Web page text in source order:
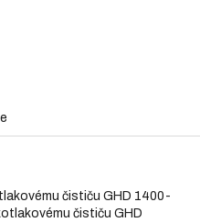
čističu GHD 1400-
čističu GHD